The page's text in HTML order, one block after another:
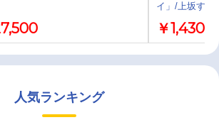
イ」/上坂すみ
￥1,430
人気ランキング